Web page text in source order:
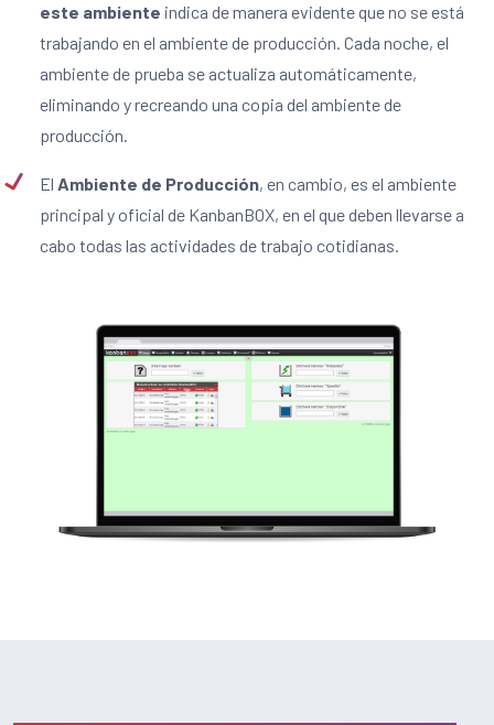
este ambiente indica de manera evidente que no se está
trabajando en el ambiente de producción. Cada noche, el
ambiente de prueba se actualiza automáticamente,
eliminando y recreando una copia del ambiente de
producción.
El Ambiente de Producción, en cambio, es el ambiente
principal y oficial de KanbanBOX, en el que deben llevarse a
cabo todas las actividades de trabajo cotidianas.